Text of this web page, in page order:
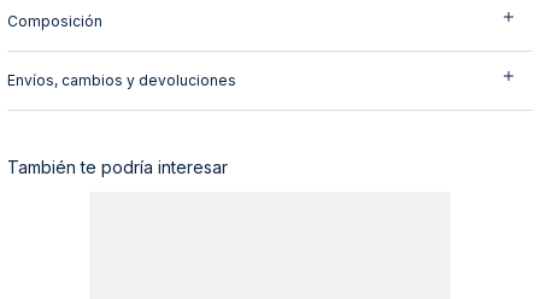
Composición
Envíos, cambios y devoluciones
También te podría interesar